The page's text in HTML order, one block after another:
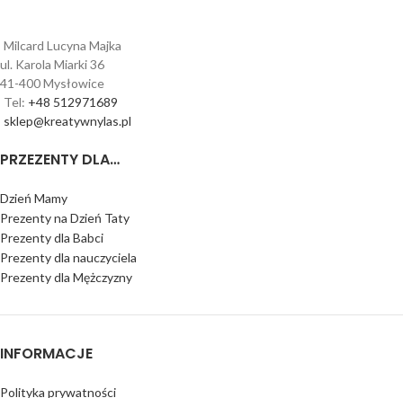
Milcard Lucyna Majka
ul. Karola Miarki 36
41-400 Mysłowice
Tel: +48 512971689
sklep@kreatywnylas.pl
PRZEZENTY DLA…
Dzień Mamy
Prezenty na Dzień Taty
Prezenty dla Babci
Prezenty dla nauczyciela
Prezenty dla Mężczyzny
INFORMACJE
Polityka prywatności